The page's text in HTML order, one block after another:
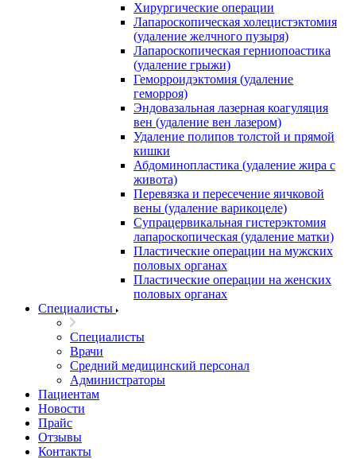
Хирургические операции
Лапароскопическая холецистэктомия
(удаление желчного пузыря)
Лапароскопическая герниопоастика
(удаление грыжи)
Геморроидэктомия (удаление
геморроя)
Эндовазальная лазерная коагуляция
вен (удаление вен лазером)
Удаление полипов толстой и прямой
кишки
Абдоминопластика (удаление жира с
живота)
Перевязка и пересечение яичковой
вены (удаление варикоцеле)
Супрацервикальная гистерэктомия
лапароскопическая (удаление матки)
Пластические операции на мужских
половых органах
Пластические операции на женских
половых органах
Специалисты
Специалисты
Врачи
Средний медицинский персонал
Администраторы
Пациентам
Новости
Прайс
Отзывы
Контакты